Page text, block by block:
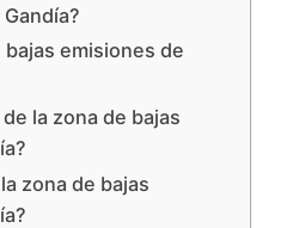
bajas emisiones de
la zona de bajas
zona de bajas